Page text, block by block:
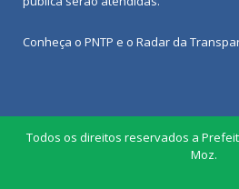
Conheça o PNTP e o Radar da
Todos os direitos reservados a
Moz.